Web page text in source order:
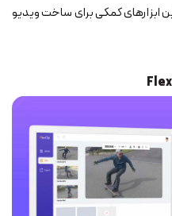
ابزارهای کمکی برای ساخت ویدیو